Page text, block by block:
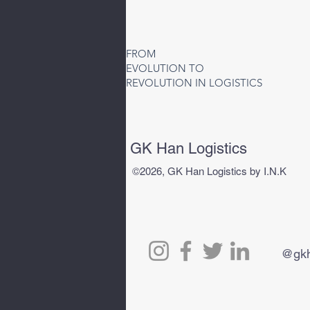
(TAS) Direkt ve Aktarmalı
Çözümler
GK Han Logistics
©2026, GK Han Logistics by I.N.K
FROM
EVOLUTION TO
REVOLUTION IN LOGISTICS